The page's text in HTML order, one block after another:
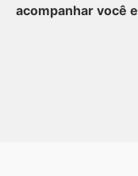
acompanhar você